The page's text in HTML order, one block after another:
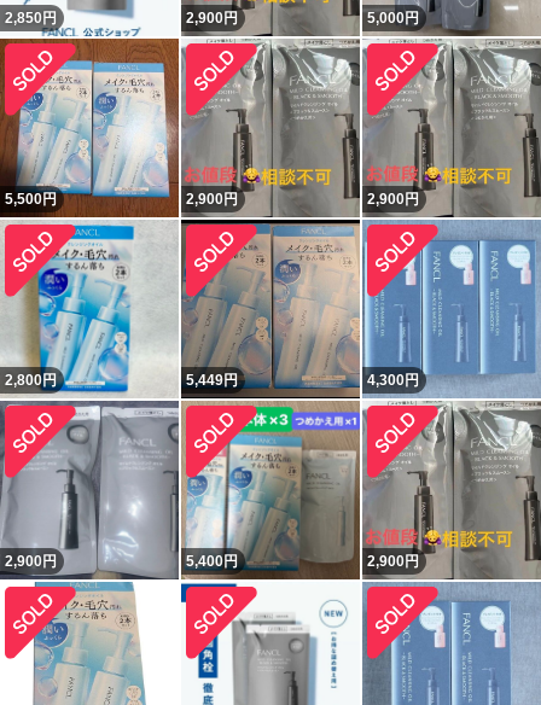
2,850 円 2,900円 5,000円
5,500円 2,900円 2,900円
2,800円 5,449円 4,300円
2,900円 5,400円 2,900円